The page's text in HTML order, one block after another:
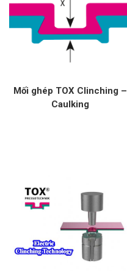
Mối ghép TOX Clinching –
Caulking